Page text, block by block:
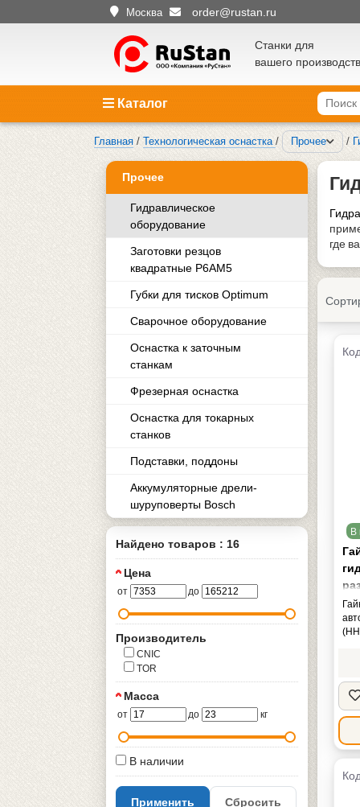
Москва order@rustan.ru
Станки для
вашего
Каталог
Главная / Технологическая оснастка / Прочее /
где
Прочее
Гидравлическое
оборудование
Заготовки резцов
квадратные Р6АМ5
Губки для тисков Optimum
Сварочное оборудование
Оснастка к заточным
станкам
Фрезерная оснастка
Оснастка для токарных
станков
Подставки, поддоны
Аккумуляторные дрели-
шуруповерты Bosch
Найдено товаров : 16
Цена
от до
Производитель
CNIC
TOR
Масса
от до кг
В наличии
Применить Сбросить
В